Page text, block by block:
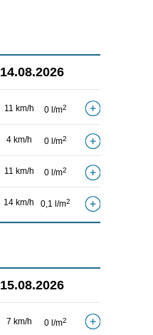
14.08.2026
11 km/h 0 l/m2
4 km/h 0 l/m2
11 km/h 0 l/m2
14 km/h 0,1 l/m2
15.08.2026
7 km/h 0 l/m2